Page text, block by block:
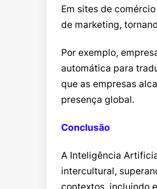
Em sites de
de marketing,
Por exemplo,
automática para
que as empresas
presença global.
Conclusão
A Inteligência
intercultural,
contextos, incluindo